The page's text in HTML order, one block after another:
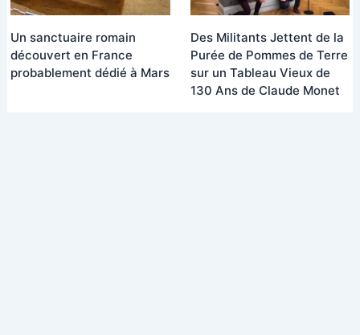
Un sanctuaire romain
découvert en France
probablement dédié à Mars
Des Militants Jettent de la
Purée de Pommes de Terre
sur un Tableau Vieux de
130 Ans de Claude Monet